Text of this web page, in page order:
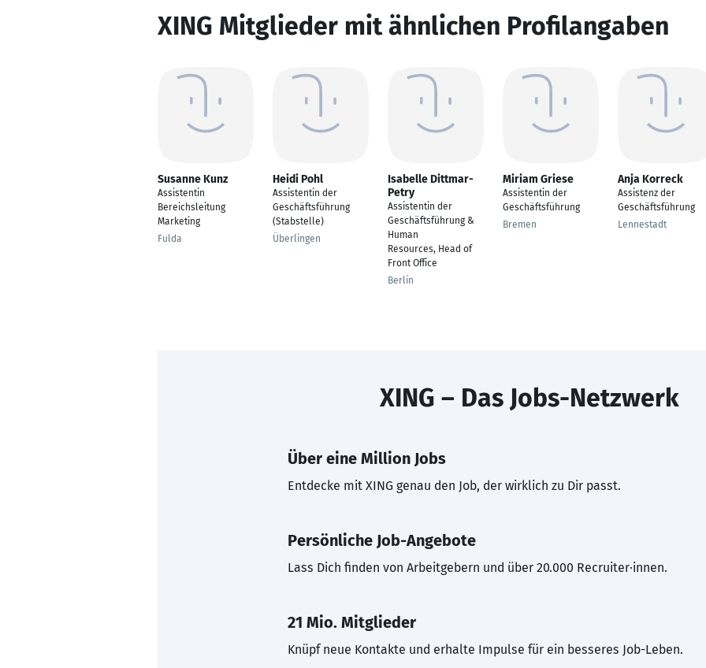
XING Mitglieder mit ähnlichen Profilangaben
Susanne Kunz
Assistentin
Bereichsleitung
Marketing
Fulda
Heidi Pohl
Assistentin der
Geschäftsführung
(Stabstelle)
Überlingen
Isabelle Dittmar-
Petry
Assistentin der
Geschäftsführung &
Human
Resources, Head of
Front Office
Berlin
Miriam Griese
Assistentin der
Geschäftsführung
Bremen
Anja Korreck
Assistenz der
Geschäftsführung
Lennestadt
XING – Das Jobs-Netzwerk
Über eine Million Jobs
Entdecke mit XING genau den Job, der wirklich zu Dir passt.
Persönliche Job-Angebote
Lass Dich finden von Arbeitgebern und über 20.000 Recruiter·innen.
21 Mio. Mitglieder
Knüpf neue Kontakte und erhalte Impulse für ein besseres Job-Leben.